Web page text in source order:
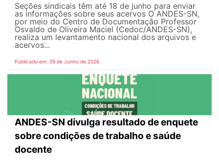
Seções sindicais têm até 18 de junho para enviar
as informações sobre seus acervos O ANDES-SN,
por meio do Centro de Documentação Professor
Osvaldo de Oliveira Maciel (Cedoc/ANDES-SN),
realiza um levantamento nacional dos arquivos e
acervos...
Publicado em: 09 de Junho de 2026
ANDES-SN divulga resultado de enquete
sobre condições de trabalho e saúde
docente